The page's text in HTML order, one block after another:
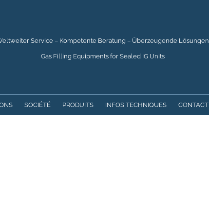
Service – Kompetente Beratung – Überzeugende Lösungen
Gas Filling Equipments for Sealed IG Units
SOCIÉTÉ PRODUITS INFOS TECHNIQUES CONTACT